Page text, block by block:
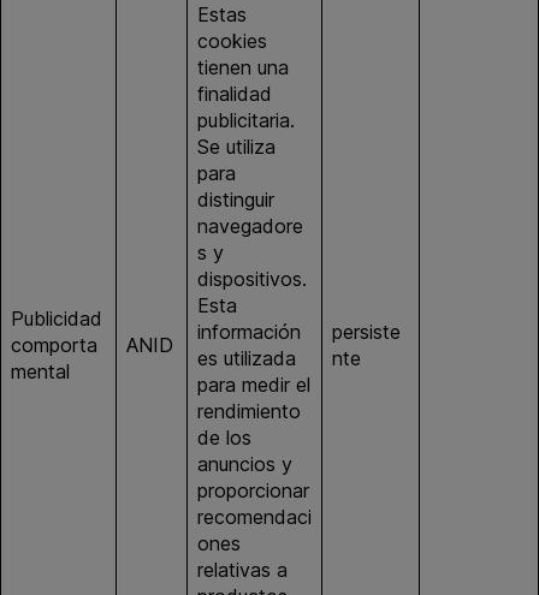
Publicidad
comporta
mental
ANID
Estas
cookies
tienen una
finalidad
publicitaria.
Se utiliza
para
distinguir
navegadore
s y
dispositivos.
Esta
información
es utilizada
para medir el
rendimiento
de los
anuncios y
proporcionar
recomendaci
ones
relativas a
persiste
nte